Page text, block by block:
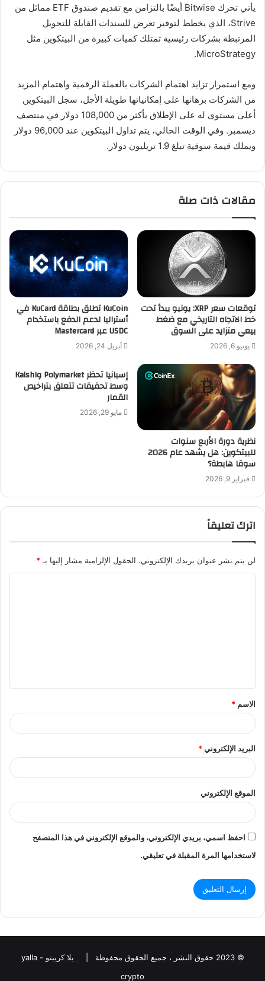
يأتي تحرك Bitwise أيضًا بالتزامن مع تقديم صندوق ETF مماثل من
Strive، الذي يخطط لتوفير تعرض للسندات القابلة للتحويل
المرتبطة بشركات رئيسية تمتلك كميات كبيرة من البيتكوين مثل
MicroStrategy.
ومع استمرار تزايد اهتمام الشركات بالعملة الرقمية واهتمام المزيد
من الشركات برهانها على إمكانياتها طويلة الأجل، سجل البيتكوين
أعلى مستوى له على الإطلاق بأكثر من 108,000 دولار في منتصف
ديسمبر. وفي الوقت الحالي، يتم تداول البيتكوين عند 96,000 دولار
ويملك قيمة سوقية تبلغ 1.9 تريليون دولار.
مقالات ذات صلة
توقعات سعر XRP: يونيو يبدأ تحت
خط الاتجاه التاريخي مع ضغط
بيعي متزايد على السوق
يونيو 6, 2026
KuCoin تطلق بطاقة KuCard في
أستراليا لدعم الدفع باستخدام
USDC عبر Mastercard
أبريل 24, 2026
نظرية دورة الأربع سنوات
للبيتكوين: هل يشهد عام 2026
سوقا هابطة؟
فبراير 9, 2026
إسبانيا تحظر Polymarket وKalshi
وسط تحقيقات تتعلق بتراخيص
القمار
مايو 29, 2026
اترك تعليقاً
لن يتم نشر عنوان بريدك الإلكتروني. الحقول الإلزامية مشار إليها بـ*
ق
*
الاسم *
البريد الإلكتروني*
الموقع الإلكتروني
احفظ اسمي، بريدي الإلكتروني، والموقع الإلكتروني في هذا المتصفح
لاستخدامها المرة المقبلة في تعليقي.
© 2023 حقوق النشر ، جميع الحقوق محفوظة |
يلا كريبتو - yalla
crypto